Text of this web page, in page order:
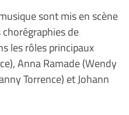
sont mis en scène
chorégraphies de
les rôles principaux
Anna Ramade (Wendy
Torrence) et Johann